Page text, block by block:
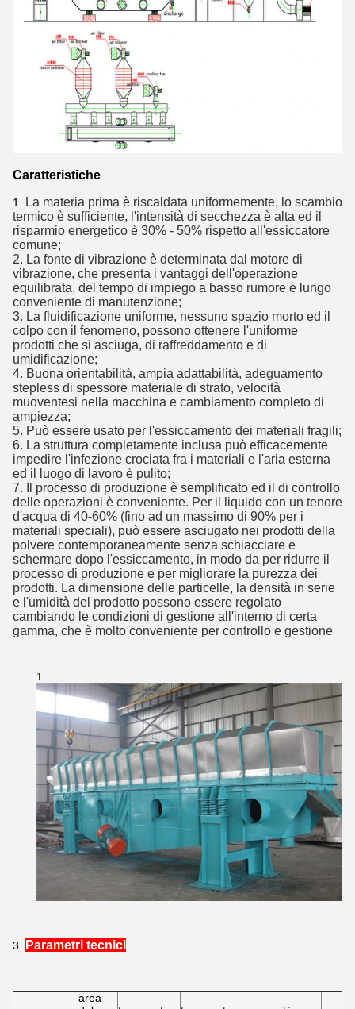
Caratteristiche
1.
La materia prima è riscaldata uniformemente, lo scambio
termico è sufficiente, l'intensità di secchezza è alta ed il
risparmio energetico è 30% - 50% rispetto all'essiccatore
comune;
2. La fonte di vibrazione è determinata dal motore di
vibrazione, che presenta i vantaggi dell'operazione
equilibrata, del tempo di impiego a basso rumore e lungo
conveniente di manutenzione;
3. La fluidificazione uniforme, nessuno spazio morto ed il
colpo con il fenomeno, possono ottenere l'uniforme
prodotti che si asciuga, di raffreddamento e di
umidificazione;
4. Buona orientabilità, ampia adattabilità, adeguamento
stepless di spessore materiale di strato, velocità
muoventesi nella macchina e cambiamento completo di
ampiezza;
5. Può essere usato per l'essiccamento dei materiali fragili;
6. La struttura completamente inclusa può efficacemente
impedire l'infezione crociata fra i materiali e l'aria esterna
ed il luogo di lavoro è pulito;
7. Il processo di produzione è semplificato ed il di controllo
delle operazioni è conveniente. Per il liquido con un tenore
d'acqua di 40-60% (fino ad un massimo di 90% per i
materiali speciali), può essere asciugato nei prodotti della
polvere contemporaneamente senza schiacciare e
schermare dopo l'essiccamento, in modo da per ridurre il
processo di produzione e per migliorare la purezza dei
prodotti. La dimensione delle particelle, la densità in serie
e l'umidità del prodotto possono essere regolato
cambiando le condizioni di gestione all'interno di certa
gamma, che è molto conveniente per controllo e gestione
3. Parametri tecnici
area